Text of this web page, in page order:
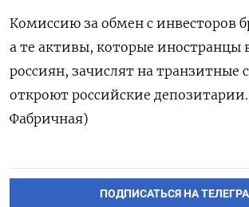
Комиссию за обмен с инвесторов
а те активы, которые иностранцы
россиян, зачислят на транзитные
откроют российские
Фабричная)
ПОДПИСАТЬСЯ НА